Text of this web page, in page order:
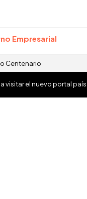
Empresarial
Centenario
a visitar el nuevo portal